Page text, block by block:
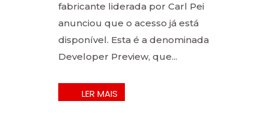
fabricante liderada por Carl Pei
anunciou que o acesso já está
disponível. Esta é a denominada
Developer Preview, que...